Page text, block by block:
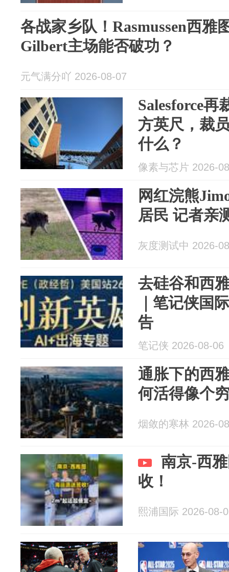
各战家乡队！Rasmussen西雅
Gilbert主场能否破功？
元气满分吖 2026-08-07
Salesforce再
方英尺，裁
什么？
像素与芯片 2026-
网红浣熊
居民 记者亲
灰度测试中 2026-
去硅谷和西
｜笔记侠国
告
笔记侠 2026-08-06
通胀下的西
何活得像个
烟敛的寒林 2026-
南京-西
收！
熙浦国际 2026-08-